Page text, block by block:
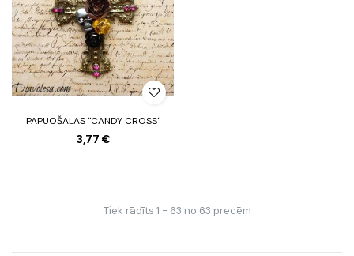
PAPUOŠALAS "CANDY CROSS"
3,77 €
Tiek rādīts 1 - 63 no 63 precēm